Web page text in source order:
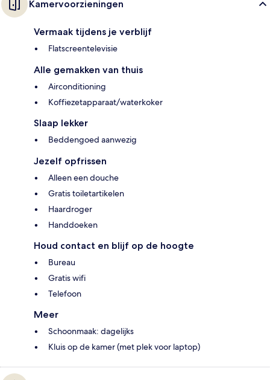
Kamervoorzieningen
Vermaak tijdens je verblijf
Flatscreentelevisie
Alle gemakken van thuis
Airconditioning
Koffiezetapparaat/waterkoker
Slaap lekker
Beddengoed aanwezig
Jezelf opfrissen
Alleen een douche
Gratis toiletartikelen
Haardroger
Handdoeken
Houd contact en blijf op de hoogte
Bureau
Gratis wifi
Telefoon
Meer
Schoonmaak: dagelijks
Kluis op de kamer (met plek voor laptop)